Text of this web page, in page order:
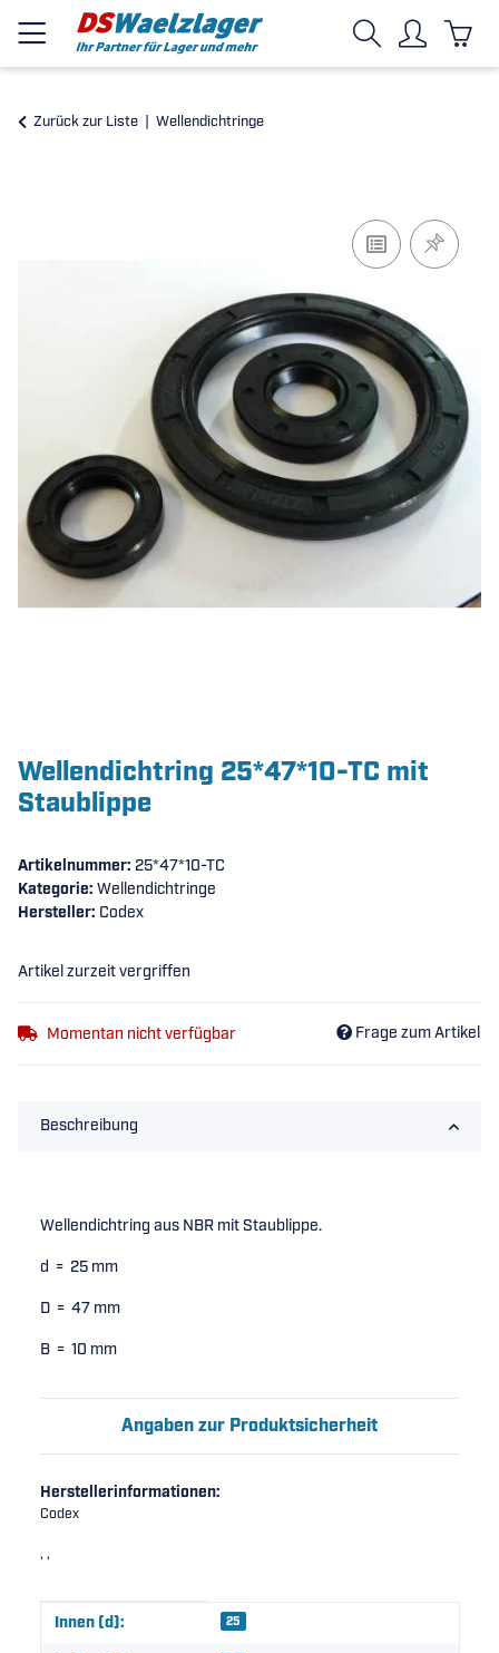
Zurück zur Liste Wellendichtringe
Wellendichtring 25*47*10-TC mit
Staublippe
Artikelnummer: 25*47*10-TC
Kategorie: Wellendichtringe
Hersteller: Codex
Artikel zurzeit vergriffen
Momentan nicht verfügbar Frage zum Artikel
Beschreibung
Wellendichtring aus NBR mit Staublippe.
d = 25 mm
D = 47 mm
B = 10 mm
Angaben zur Produktsicherheit
Herstellerinformationen:
Codex
, ,
Produkteigenschaft
Wert
Innen (d): 25